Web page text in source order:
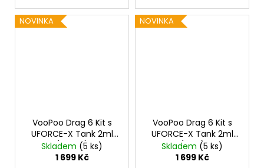
NOVINKA
VooPoo Drag 6 Kit s
UFORCE-X Tank 2ml
(Brown)
Skladem (5 ks)
1 699 Kč
NOVINKA
VooPoo Drag 6 Kit s
UFORCE-X Tank 2ml
(Blue)
Skladem (5 ks)
1 699 Kč